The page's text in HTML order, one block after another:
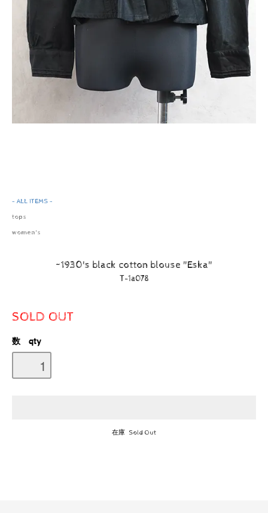
- ALL ITEMS -
tops
women's
~1930's black cotton blouse "Eska"
T-1a078
SOLD OUT
数 qty
在庫 Sold Out